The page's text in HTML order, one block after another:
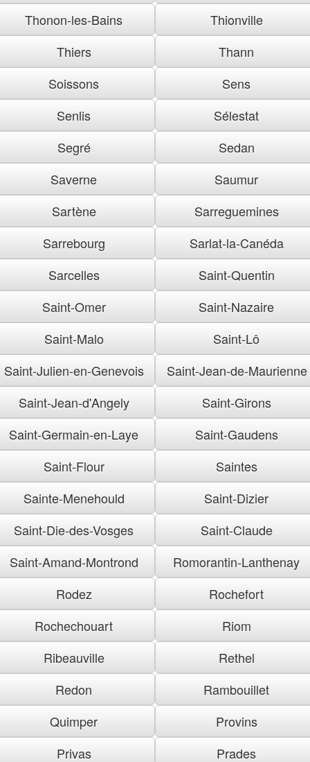
Thonon-les-Bains
Thionville
Thiers
Thann
Soissons
Sens
Senlis
Sélestat
Segré
Sedan
Saverne
Saumur
Sartène
Sarreguemines
Sarrebourg
Sarlat-la-Canéda
Sarcelles
Saint-Quentin
Saint-Omer
Saint-Nazaire
Saint-Malo
Saint-Lô
Saint-Julien-en-Genevois
Saint-Jean-de-Maurienne
Saint-Jean-d'Angely
Saint-Girons
Saint-Germain-en-Laye
Saint-Gaudens
Saint-Flour
Saintes
Sainte-Menehould
Saint-Dizier
Saint-Die-des-Vosges
Saint-Claude
Saint-Amand-Montrond
Romorantin-Lanthenay
Rodez
Rochefort
Rochechouart
Riom
Ribeauville
Rethel
Redon
Rambouillet
Quimper
Provins
Privas
Prades